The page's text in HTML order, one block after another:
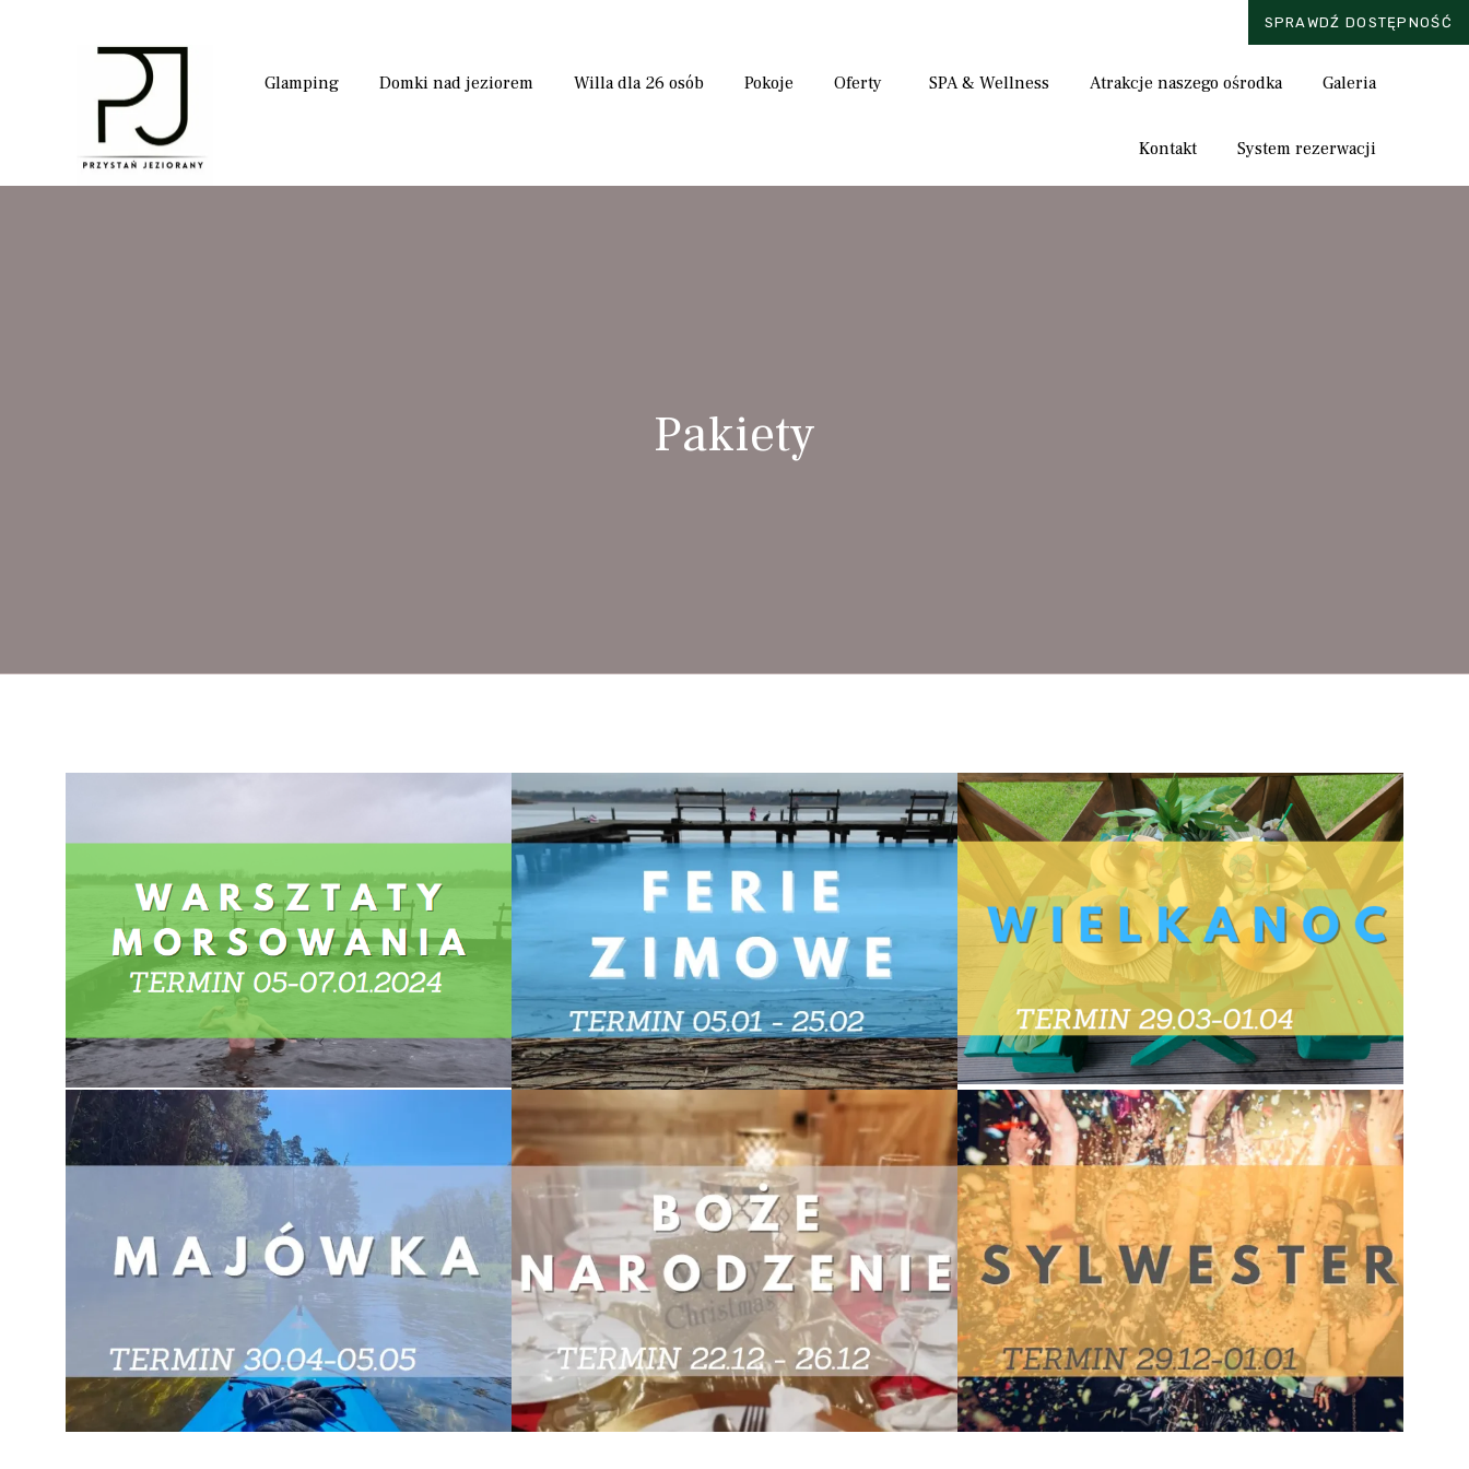
SPRAWDŹ DOSTĘPNOŚĆ
Glamping Domki nad jeziorem Willa dla 26 osób Pokoje Oferty SPA & Wellness Atrakcje naszego ośrodka Galeria
Kontakt System rezerwacji
Pakiety